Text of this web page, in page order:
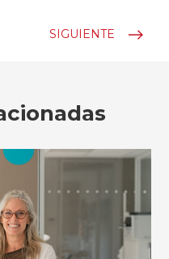
SIGUIENTE